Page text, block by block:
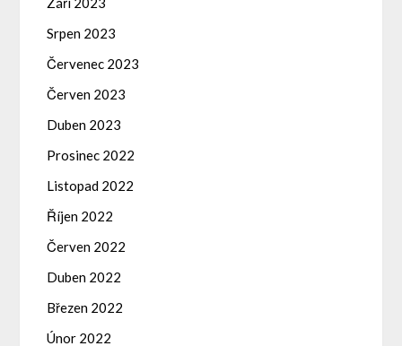
Srpen 2023
Červenec 2023
Červen 2023
Duben 2023
Prosinec 2022
Listopad 2022
Říjen 2022
Červen 2022
Duben 2022
Březen 2022
Únor 2022